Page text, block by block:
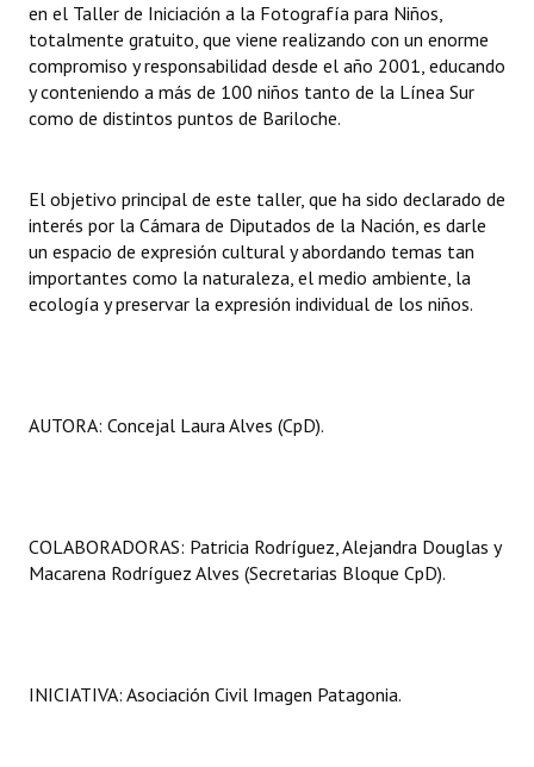
Comunicaciones
Declaraciones
Resoluciones
INSTITUCIONAL
Antiguos Pobladores
Datos Históricos
Mujeres que Dejaron Huellas - Registro
en el Taller de Iniciación a la Fotografía para Niños,
totalmente gratuito, que viene realizando con un enorme
compromiso y responsabilidad desde el año 2001, educando
y conteniendo a más de 100 niños tanto de la Línea Sur
como de distintos puntos de Bariloche.
El objetivo principal de este taller, que ha sido declarado de
interés por la Cámara de Diputados de la Nación, es darle
un espacio de expresión cultural y abordando temas tan
importantes como la naturaleza, el medio ambiente, la
ecología y preservar la expresión individual de los niños.
AUTORA: Concejal Laura Alves (CpD).
COLABORADORAS: Patricia Rodríguez, Alejandra Douglas y
Macarena Rodríguez Alves (Secretarias Bloque CpD).
INICIATIVA: Asociación Civil Imagen Patagonia.